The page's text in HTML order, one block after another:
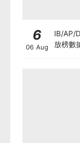
6
06 Aug
IB/AP/
放榜數